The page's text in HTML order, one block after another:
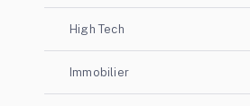
High Tech
Immobilier